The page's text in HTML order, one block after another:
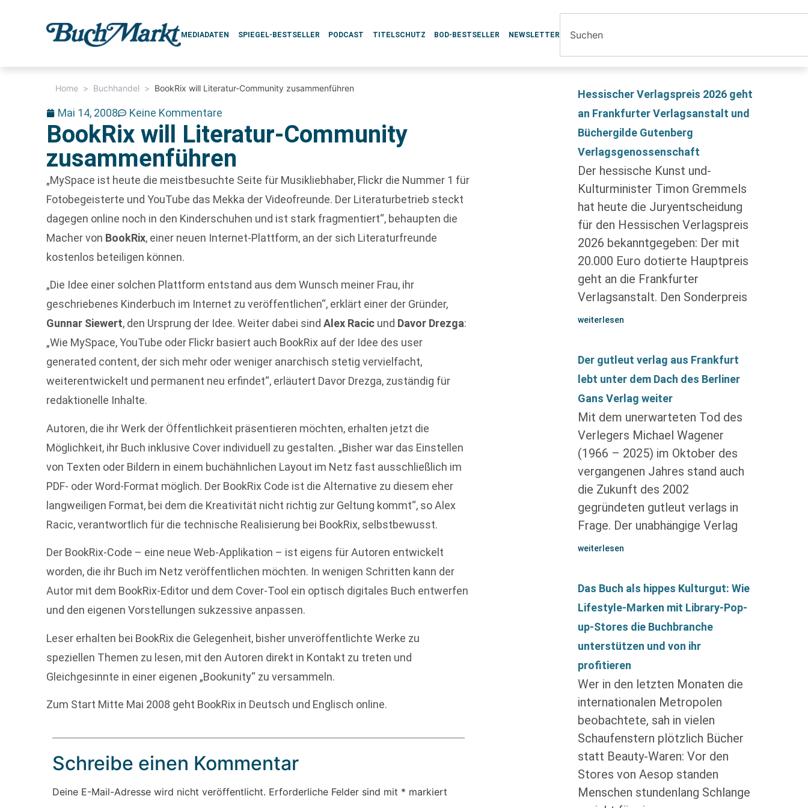
MEDIADATEN SPIEGEL-BESTSELLER PODCAST TITELSCHUTZ BOD-BESTSELLER NEWSLETTER
Home > Buchhandel > BookRix will Literatur-Community zusammenführen
Mai 14, 2008 Keine Kommentare
BookRix will Literatur-Community
zusammenführen
„MySpace ist heute die meistbesuchte Seite für Musikliebhaber, Flickr die Nummer 1 für
Fotobegeisterte und YouTube das Mekka der Videofreunde. Der Literaturbetrieb steckt
dagegen online noch in den Kinderschuhen und ist stark fragmentiert“, behaupten die
Macher von BookRix, einer neuen Internet-Plattform, an der sich Literaturfreunde
kostenlos beteiligen können.
„Die Idee einer solchen Plattform entstand aus dem Wunsch meiner Frau, ihr
geschriebenes Kinderbuch im Internet zu veröffentlichen“, erklärt einer der Gründer,
Gunnar Siewert, den Ursprung der Idee. Weiter dabei sindAlex Racic und Davor Drezga:
„Wie MySpace, YouTube oder Flickr basiert auch BookRix auf der Idee des user
generated content, der sich mehr oder weniger anarchisch stetig vervielfacht,
weiterentwickelt und permanent neu erfindet“, erläutert Davor Drezga, zuständig für
redaktionelle Inhalte.
Autoren, die ihr Werk der Öffentlichkeit präsentieren möchten, erhalten jetzt die
Möglichkeit, ihr Buch inklusive Cover individuell zu gestalten. „Bisher war das Einstellen
von Texten oder Bildern in einem buchähnlichen Layout im Netz fast ausschließlich im
PDF- oder Word-Format möglich. Der BookRix Code ist die Alternative zu diesem eher
langweiligen Format, bei dem die Kreativität nicht richtig zur Geltung kommt“, so Alex
Racic, verantwortlich für die technische Realisierung bei BookRix, selbstbewusst.
Der BookRix-Code – eine neue Web-Applikation – ist eigens für Autoren entwickelt
worden, die ihr Buch im Netz veröffentlichen möchten. In wenigen Schritten kann der
Autor mit dem BookRix-Editor und dem Cover-Tool ein optisch digitales Buch entwerfen
und den eigenen Vorstellungen sukzessive anpassen.
Leser erhalten bei BookRix die Gelegenheit, bisher unveröffentlichte Werke zu
speziellen Themen zu lesen, mit den Autoren direkt in Kontakt zu treten und
Gleichgesinnte in einer eigenen „Bookunity“ zu versammeln.
Zum Start Mitte Mai 2008 geht BookRix in Deutsch und Englisch online.
Schreibe einen Kommentar
Deine E-Mail-Adresse wird nicht veröffentlicht. Erforderliche Felder sind mit * markiert
Hessischer Verlagspreis 2026 geht
an Frankfurter Verlagsanstalt und
Büchergilde Gutenberg
Verlagsgenossenschaft
Der hessische Kunst und-
Kulturminister Timon Gremmels
hat heute die Juryentscheidung
für den Hessischen Verlagspreis
2026 bekanntgegeben: Der mit
20.000 Euro dotierte Hauptpreis
geht an die Frankfurter
Verlagsanstalt. Den Sonderpreis
weiterlesen
Der gutleut verlag aus Frankfurt
lebt unter dem Dach des Berliner
Gans Verlag weiter
Mit dem unerwarteten Tod des
Verlegers Michael Wagener
(1966 – 2025) im Oktober des
vergangenen Jahres stand auch
die Zukunft des 2002
gegründeten gutleut verlags in
Frage. Der unabhängige Verlag
weiterlesen
Das Buch als hippes Kulturgut: Wie
Lifestyle-Marken mit Library-Pop-
up-Stores die Buchbranche
unterstützen und von ihr
profitieren
Wer in den letzten Monaten die
internationalen Metropolen
beobachtete, sah in vielen
Schaufenstern plötzlich Bücher
statt Beauty-Waren: Vor den
Stores von Aesop standen
Menschen stundenlang Schlange